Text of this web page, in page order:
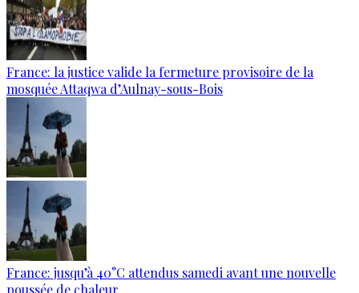
France: la justice valide la fermeture provisoire de la
mosquée Attaqwa d’Aulnay-sous-Bois
France: jusqu’à 40°C attendus samedi avant une nouvelle
poussée de chaleur